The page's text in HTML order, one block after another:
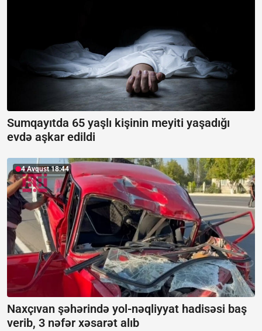
Sumqayıtda 65 yaşlı kişinin meyiti yaşadığı
evdə aşkar edildi
4 Avqust 18:44
Naxçıvan şəhərində yol-nəqliyyat hadisəsi baş
verib, 3 nəfər xəsarət alıb